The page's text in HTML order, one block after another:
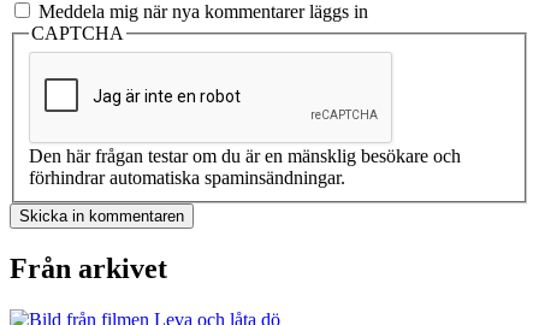
Meddela mig när nya kommentarer läggs in
CAPTCHA
Den här frågan testar om du är en mänsklig besökare och
förhindrar automatiska spaminsändningar.
Från arkivet